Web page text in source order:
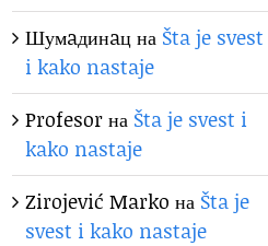
Шумaдинaцна Šta je svest
i kako nastaje
Profesorна Šta je svest i
kako nastaje
Zirojević Marko на Šta je
svest i kako nastaje